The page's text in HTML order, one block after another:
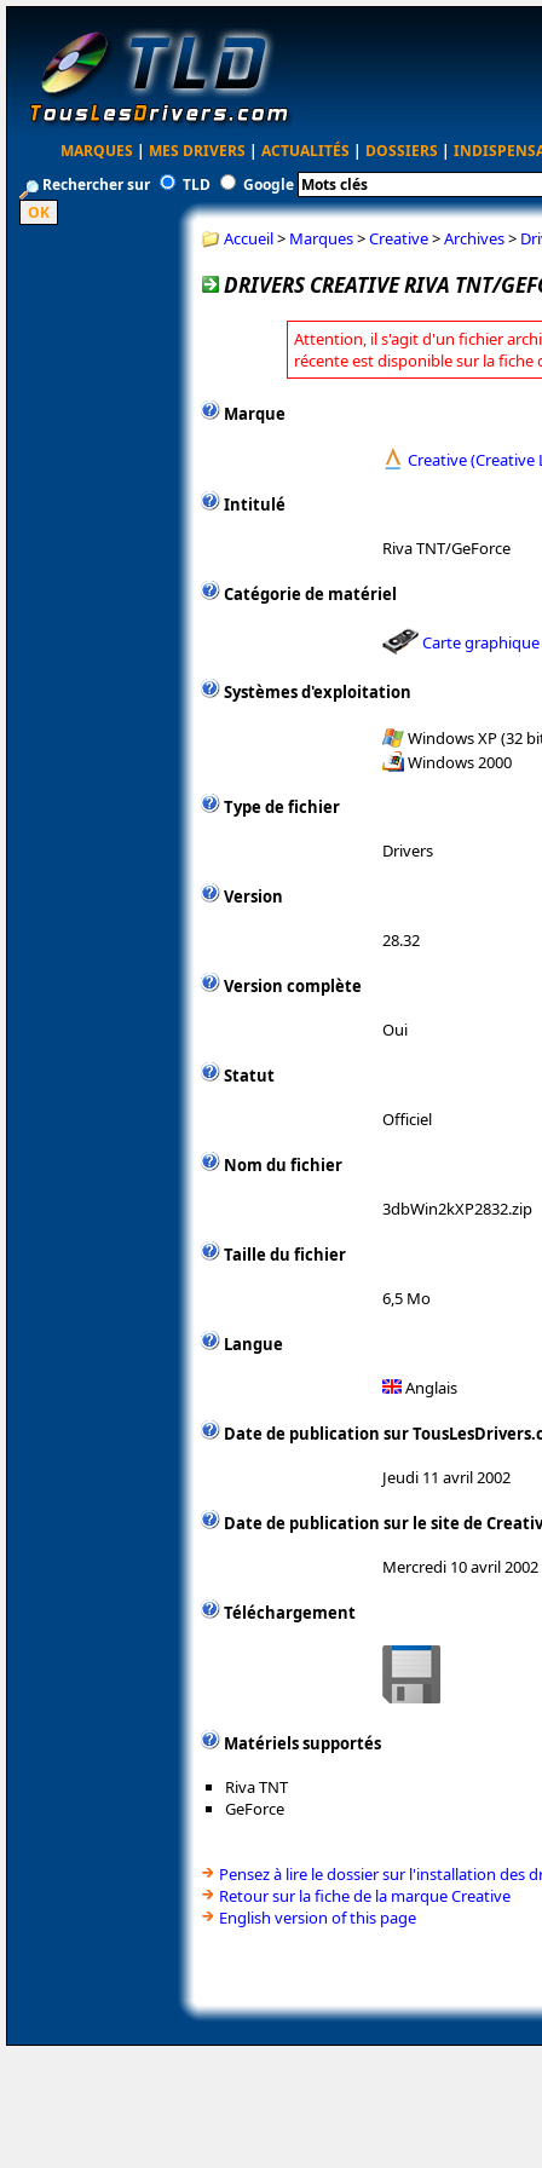
MARQUES | MES DRIVERS | ACTUALITÉS | DOSSIERS |
Rechercher sur
TLD Google
Accueil> Marques>Creative>Archives>
DRIVERS CREATIVE RIVA TNT/
Attention, il s'agit d'un fichier
récente est disponible sur la fiche
Marque
Creative (Creative
Intitulé
Riva TNT/GeForce
Catégorie de matériel
Carte graphique
Systèmes d'exploitation
Windows XP (32
Windows 2000
Type de fichier
Drivers
Version
28.32
Version complète
Oui
Statut
Officiel
Nom du fichier
3dbWin2kXP2832.zip
Taille du fichier
6,5 Mo
Langue
Anglais
Date de publication sur
Jeudi 11 avril 2002
Date de publication sur le site de
Mercredi 10 avril 2002
Téléchargement
Matériels supportés
Riva TNT
GeForce
Pensez à lire le dossier sur l'installation des
Retour sur la fiche de la marque Creative
English version of this page